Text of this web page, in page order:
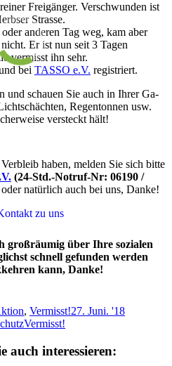
Freigänger. Verschwunden ist
Strasse.
anderen Tag weg, kam aber
Er ist nun seit 3 Tagen
vermisst ihn sehr.
bei TASSO e.V. re­gis­­triert.
und schau­en Sie auch in Ihr­er Ga­
Re­gen­­ton­nen usw.
ver­­steckt hält!
haben, melden Sie sich bitte
(24-Std.-Notruf-Nr: 06190 /
oder natürlich auch bei uns, Danke!
zu uns
großräumig über Ihre sozialen
schnell gefunden werden
kann, Danke!
, Vermisst!27. Juni. '18
Vermisst!
auch interessieren: